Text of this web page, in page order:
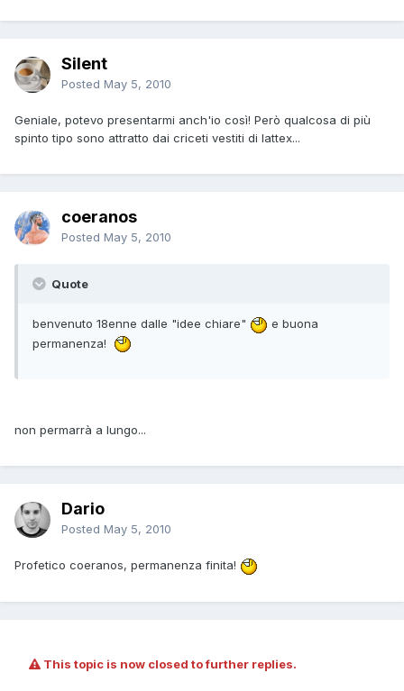
Silent
Posted May 5, 2010
Geniale, potevo presentarmi anch'io così! Però qualcosa di più
spinto tipo sono attratto dai criceti vestiti di lattex...
coeranos
Posted May 5, 2010
Quote
benvenuto 18enne dalle "idee chiare"
e buona
permanenza!
non permarrà a lungo...
Dario
Posted May 5, 2010
Profetico coeranos, permanenza finita!
This topic is now closed to further replies.